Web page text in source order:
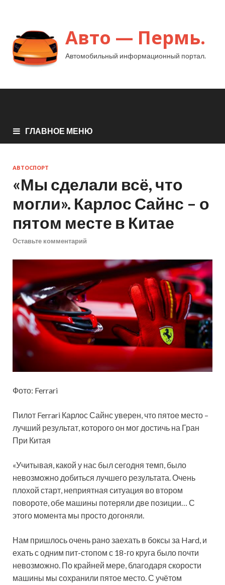
Авто — Пермь.
Автомобильный информационный портал.
ГЛАВНОЕ МЕНЮ
АВТОСПОРТ
«Мы сделали всё, что
могли». Карлос Сайнс – о
пятом месте в Китае
Оставьте комментарий
Фото: Ferrari
Пилот Ferrari Карлос Сайнс уверен, что пятое место –
лучший результат, которого он мог достичь на Гран
При Китая
«Учитывая, какой у нас был сегодня темп, было
невозможно добиться лучшего результата. Очень
плохой старт, неприятная ситуация во втором
повороте, обе машины потеряли две позиции… С
этого момента мы просто догоняли.
Нам пришлось очень рано заехать в боксы за Hard, и
ехать с одним пит-стопом с 18-го круга было почти
невозможно. По крайней мере, благодаря скорости
машины мы сохранили пятое место. С учётом